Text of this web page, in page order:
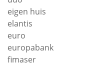
eigen huis
elantis
euro
europabank
fimaser